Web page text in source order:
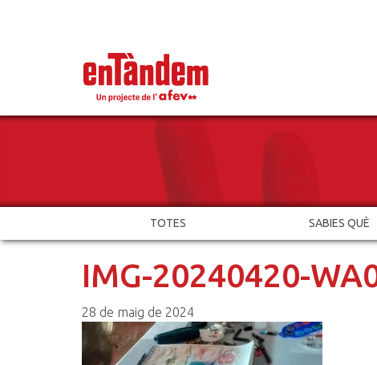
TOTES SABIES QUÈ
IMG-20240420-
28 de maig de 2024